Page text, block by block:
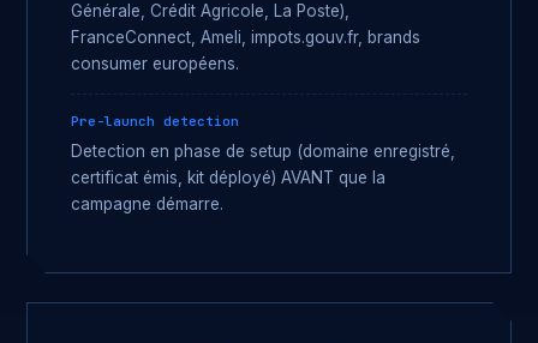
Générale, Crédit Agricole, La Poste),
FranceConnect, Ameli, impots.gouv.fr, brands
consumer européens.
Pre-launch detection
Detection en phase de setup (domaine enregistré,
certificat émis, kit déployé) AVANT que la
campagne démarre.